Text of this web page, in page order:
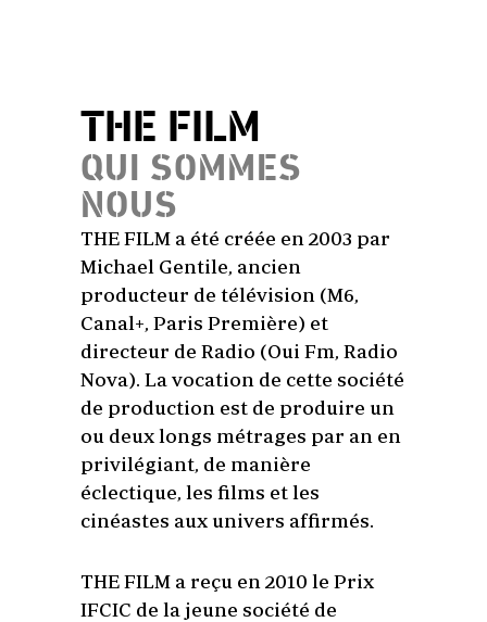
THE FILM
QUI SOMMES
NOUS
THE FILM a été créée en 2003 par
Michael Gentile, ancien
producteur de télévision (M6,
Canal+, Paris Première) et
directeur de Radio (Oui Fm, Radio
Nova). La vocation de cette société
de production est de produire un
ou deux longs métrages par an en
privilégiant, de manière
éclectique, les films et les
cinéastes aux univers affirmés.
THE FILM a reçu en 2010 le Prix
IFCIC de la jeune société de